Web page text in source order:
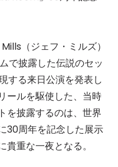
（ジェフ・ミルズ）
で披露した伝説のセッ
する来日公演を発表し
ールを駆使した、当時
を披露するのは、世界
30周年を記念した展示
重な一夜となる。